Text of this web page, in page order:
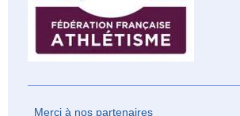
Merci à nos partenaires